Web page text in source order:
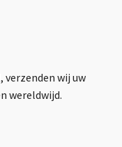
verzenden wij uw
wereldwijd.